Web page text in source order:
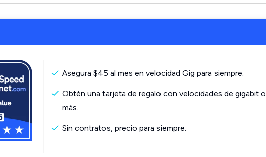
Asegura $45 al mes en velocidad Gig para siempre.
Obtén una tarjeta de regalo con velocidades de gigabit o
más.
Sin contratos, precio para siempre.